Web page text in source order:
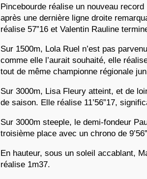
Pincebourde réalise un nouveau record
après une dernière ligne droite
réalise 57”16 et Valentin Rauline
Sur 1500m, Lola Ruel n’est pas
comme elle l’aurait souhaité, elle
tout de même championne régionale
Sur 3000m, Lisa Fleury atteint, et de
de saison. Elle réalise 11’56”17,
Sur 3000m steeple, le demi-fondeur
troisième place avec un chrono de
En hauteur, sous un soleil accablant,
réalise 1m37.